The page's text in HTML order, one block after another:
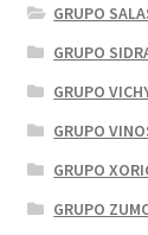
GRUPO
GRUPO
GRUPO
GRUPO
GRUPO
GRUPO